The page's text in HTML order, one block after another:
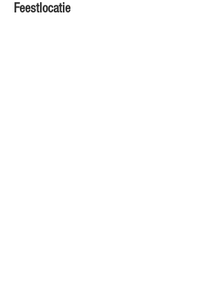
Feestlocatie